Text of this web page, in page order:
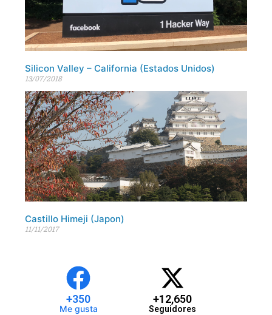
Silicon Valley – California (Estados Unidos)
13/07/2018
Castillo Himeji (Japon)
11/11/2017
+350
Me gusta
+12,650
Seguidores